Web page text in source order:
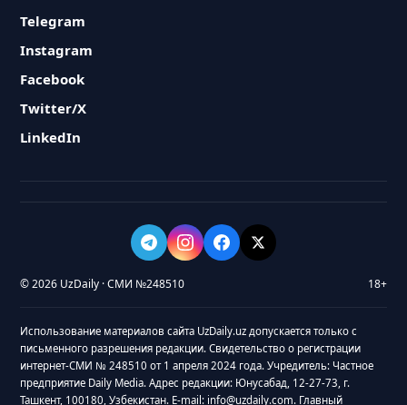
Telegram
Instagram
Facebook
Twitter/X
LinkedIn
© 2026 UzDaily · СМИ №248510 18+
Использование материалов сайта UzDaily.uz допускается только с
письменного разрешения редакции. Свидетельство о регистрации
интернет-СМИ № 248510 от 1 апреля 2024 года. Учредитель: Частное
предприятие Daily Media. Адрес редакции: Юнусабад, 12-27-73, г.
Ташкент, 100180, Узбекистан. E-mail: info@uzdaily.com. Главный